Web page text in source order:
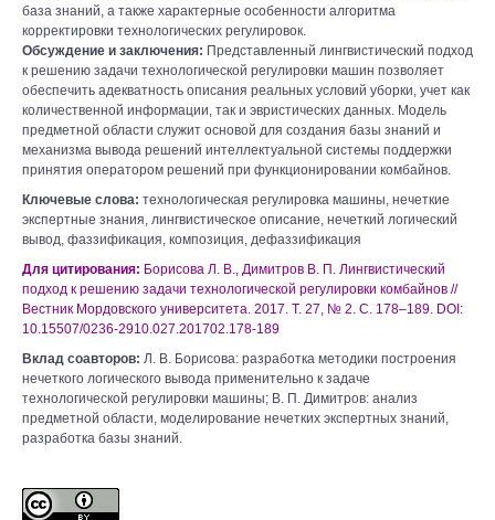
база знаний, а также характерные особенности алгоритма
корректировки технологических регулировок.
Обсуждение и заключения: Представленный лингвистический подход
к решению задачи технологической регулировки машин позволяет
обеспечить адекватность описания реальных условий уборки, учет как
количественной информации, так и эвристических данных. Модель
предметной области служит основой для создания базы знаний и
механизма вывода решений интеллектуальной системы поддержки
принятия оператором решений при функционировании комбайнов.
Ключевые слова: технологическая регулировка машины, нечеткие
экспертные знания, лингвистическое описание, нечеткий логический
вывод, фаззификация, композиция, дефаззификация
Для цитирования: Борисова Л. В., Димитров В. П. Лингвистический
подход к решению задачи технологической регулировки комбайнов //
Вестник Мордовского университета. 2017. Т. 27, № 2. С. 178–189. DOI:
10.15507/0236-2910.027.201702.178-189
Вклад соавторов: Л. В. Борисова: разработка методики построения
нечеткого логического вывода применительно к задаче
технологической регулировки машины; В. П. Димитров: анализ
предметной области, моделирование нечетких экспертных знаний,
разработка базы знаний.